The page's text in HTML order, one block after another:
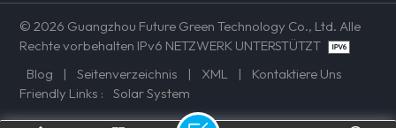
© 2026 Guangzhou Future Green Technology Co., Ltd. Alle
Rechte vorbehalten IPv6 NETZWERK UNTERSTÜTZT
Blog
| Seitenverzeichnis | XML |
Kontaktiere Uns
Friendly Links :
Solar System